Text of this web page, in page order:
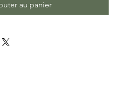
au panier